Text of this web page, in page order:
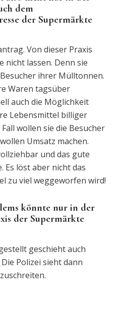
dem
der Supermärkte
Von dieser Praxis
nicht lassen. Denn sie
ihrer Mülltonnen.
Waren tagsüber
auch die Möglichkeit
Lebensmittel billiger
wollen sie die Besucher
Umsatz machen.
und das gute
Es löst aber nicht das
zu viel weggeworfen wird!
könnte nur in der
der Supermärkte
geschieht auch
Polizei sieht dann